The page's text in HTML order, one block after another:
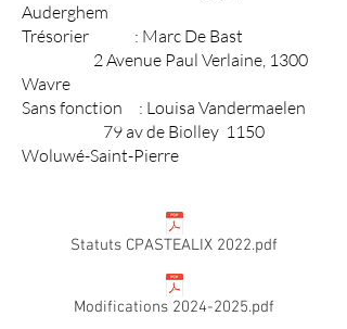
Auderghem
Trésorier : Marc De Bast
2 Avenue Paul Verlaine, 1300
Wavre
Sans fonction : Louisa Vandermaelen
79 av de Biolley 1150
Woluwé-Saint-Pierre
Statuts CPASTEALIX 2022.pdf
Modifications 2024-2025.pdf